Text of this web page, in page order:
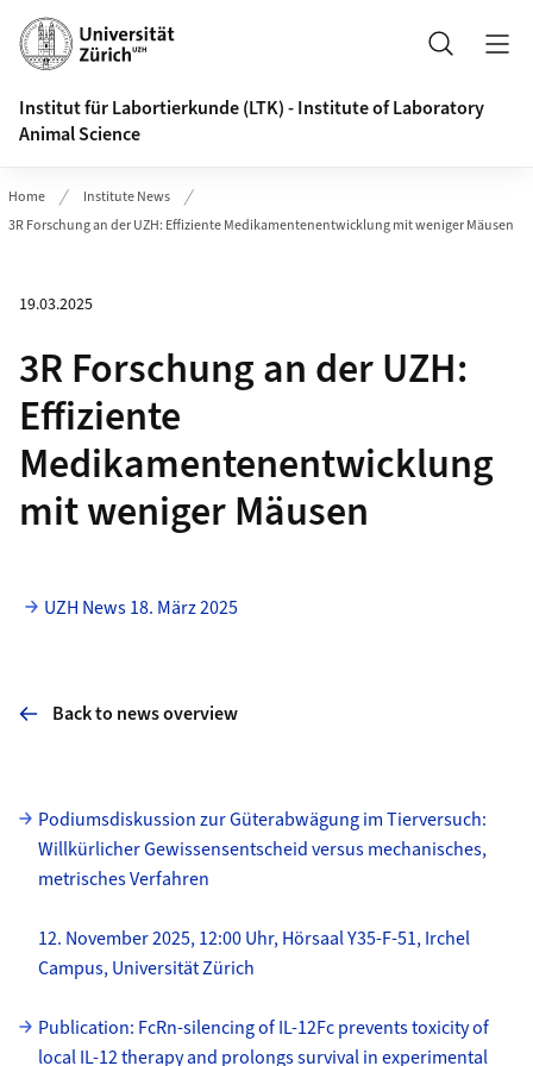
Header
Search
Institut für Labortierkunde (LTK) - Institute of Laboratory
Animal Science
Home
Institute News
3R Forschung an der UZH: Effiziente Medikamentenentwicklung mit weniger Mäusen
19.03.2025
3R Forschung an der UZH:
Effiziente
Medikamentenentwicklung
mit weniger Mäusen
UZH News 18. März 2025
Back to news overview
Subpages
Podiumsdiskussion zur Güterabwägung im Tierversuch:
Willkürlicher Gewissensentscheid versus mechanisches,
metrisches Verfahren
12. November 2025, 12:00 Uhr, Hörsaal Y35-F-51, Irchel
Campus, Universität Zürich
Publication: FcRn-silencing of IL-12Fc prevents toxicity of
local IL-12 therapy and prolongs survival in experimental